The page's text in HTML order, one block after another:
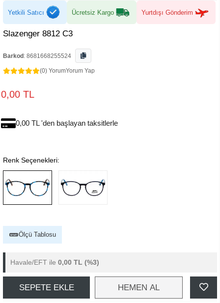
Yetkili Satıcı Ücretsiz Kargo Yurtdışı Gönderim
Slazenger 8812 C3
Barkod : 8681668255524
(0) YorumYorum Yap
0,00 TL
0,00 TL 'den başlayan taksitlerle
Renk Seçenekleri:
Ölçü Tablosu
Havale/EFT ile 0,00 TL (%3)
SEPETE EKLE HEMEN AL